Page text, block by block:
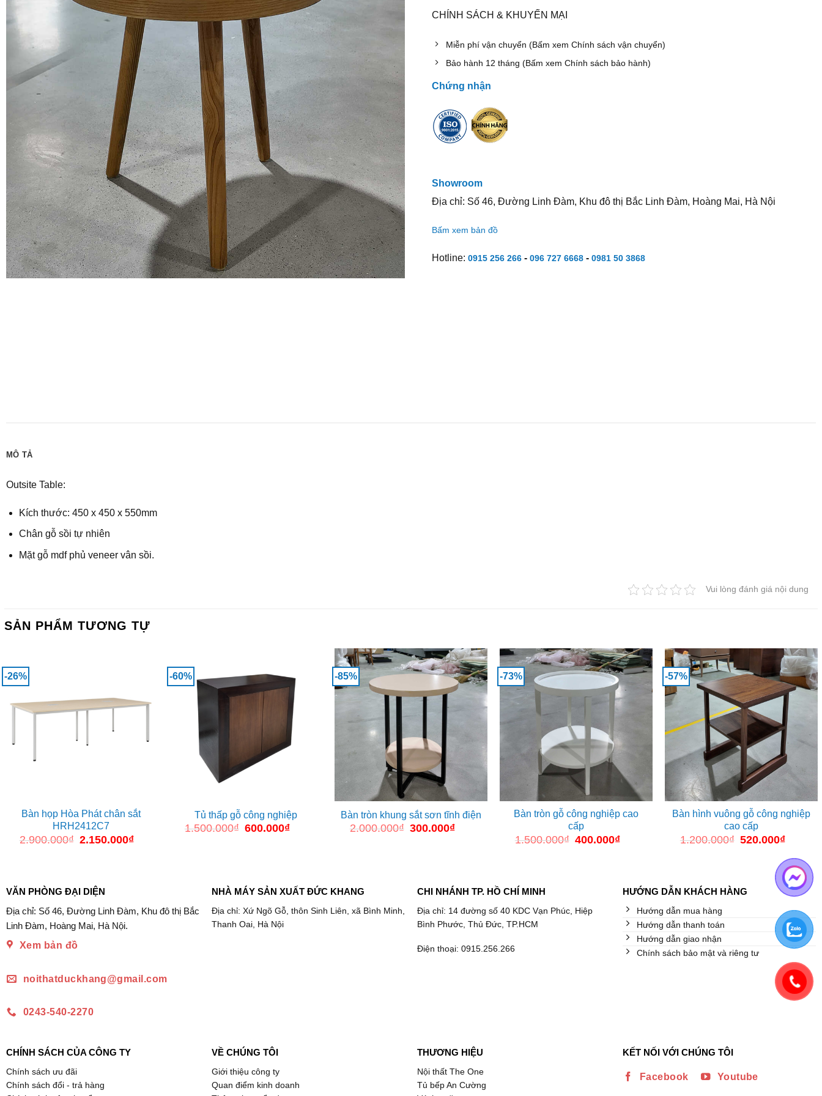
CHÍNH SÁCH & KHUYẾN MẠI
Miễn phí vận chuyển (Bấm xem Chính sách vận chuyển)
Bảo hành 12 tháng (Bấm xem Chính sách bảo hành)
Chứng nhận
Showroom
Địa chỉ: Số 46, Đường Linh Đàm, Khu đô thị Bắc Linh Đàm, Hoàng Mai, Hà Nội
Bấm xem bản đồ
Hotline: 0915 256 266- 096 727 6668- 0981 50 3868
MÔ TẢ
Outsite Table:
Kích thước: 450 x 450 x 550mm
Chân gỗ sồi tự nhiên
Mặt gỗ mdf phủ veneer vân sồi.
Vui lòng đánh giá nội dung
SẢN PHẨM TƯƠNG TỰ
-26%
Bàn họp Hòa Phát chân sắt
HRH2412C7
2.900.000₫ Giá
2.150.000₫Giá
-60%
Tủ thấp gỗ công nghiệp
1.500.000₫ Giá
600.000₫Giá
-85%
Bàn tròn khung sắt sơn tĩnh điện
2.000.000₫ Giá
300.000₫Giá
-73%
Bàn tròn gỗ công nghiệp cao
cấp
1.500.000₫ Giá
400.000₫Giá
-57%
Bàn hình vuông gỗ công nghiệp
cao cấp
1.200.000₫
Giá
1.200.000₫.
520.000₫Giá
tại
là:
VĂN PHÒNG ĐẠI DIỆN
Địa chỉ: Số 46, Đường Linh Đàm, Khu đô thị Bắc
Linh Đàm, Hoàng Mai, Hà Nội.
Xem bản đồ
noithatduckhang@gmail.com
0243-540-2270
NHÀ MÁY SẢN XUẤT ĐỨC KHANG
Địa chỉ: Xứ Ngõ Gỗ, thôn Sinh Liên, xã Bình Minh,
Thanh Oai, Hà Nội
CHI NHÁNH TP. HỒ CHÍ MINH
Địa chỉ: 14 đường số 40 KDC Vạn Phúc, Hiệp
Bình Phước, Thủ Đức, TP.HCM
Điện thoại: 0915.256.266
HƯỚNG DẪN KHÁCH HÀNG
Hướng dẫn mua hàng
Hướng dẫn thanh toán
Hướng dẫn giao nhận
Chính sách bảo mật và riêng tư
CHÍNH SÁCH CỦA CÔNG TY
Chính sách ưu đãi
Chính sách đổi - trả hàng
VỀ CHÚNG TÔI
Giới thiệu công ty
Quan điểm kinh doanh
THƯƠNG HIỆU
Nội thất The One
Tủ bếp An Cường
KẾT NỐI VỚI CHÚNG TÔI
Facebook Youtube